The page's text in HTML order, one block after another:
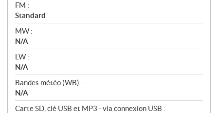
FM :
Standard
MW :
N/A
LW :
N/A
Bandes météo (WB) :
N/A
Carte SD, clé USB et MP3 - via connexion USB :